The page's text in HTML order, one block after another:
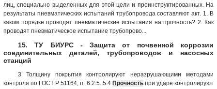
лиц, специально выделенных для этой цели и проинструктированных. На
результаты пневматических испытаний трубопровода составляют акт. 1. В
каком порядке проводят пневматические испытания на прочность? 2. Как
проводят пневматическое испытание трубопрово...
15. ТУ БИУРС - Защита от почвенной коррозии
соединительных деталей, трубопроводов и насосных
станций
3 Толщину покрытия контролируют неразрушающими методами
контроля по ГОСТ Р 51164, п. 6.2.5. 5.4 Прочностьпри ударе контролируют